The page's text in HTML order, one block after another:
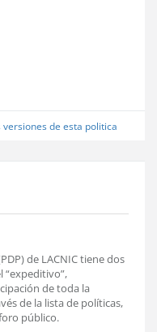
de esta politica
de LACNIC tiene dos
“expeditivo”,
de toda la
de la lista de políticas,
público.